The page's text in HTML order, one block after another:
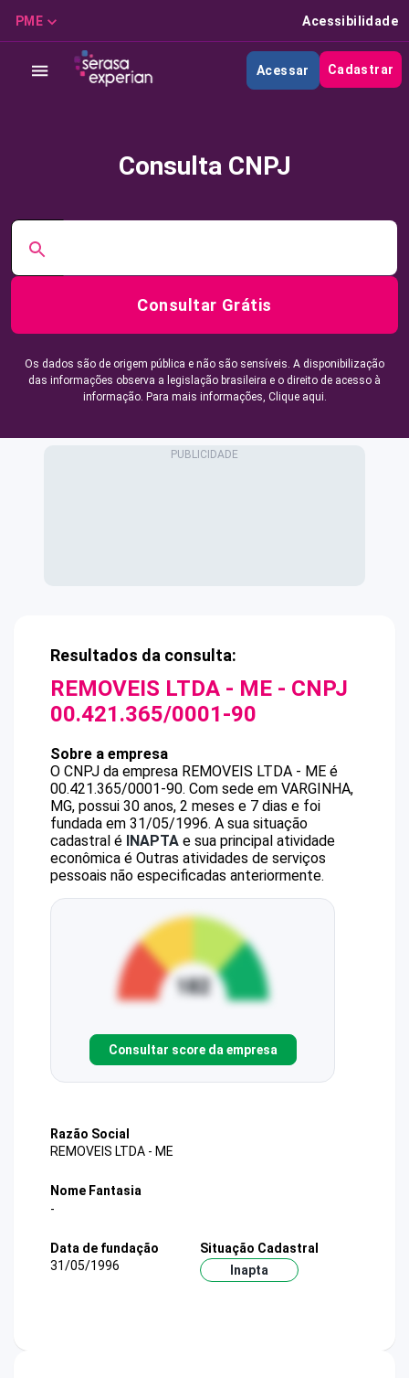
PME Acessibilidade
Acessar Cadastrar
Consulta CNPJ
Consultar Grátis
Os dados são de origem pública e não são sensíveis. A disponibilização
das informações observa a legislação brasileira e o direito de acesso à
informação. Para mais informações, Clique aqui.
Resultados da consulta:
REMOVEIS LTDA - ME - CNPJ
00.421.365/0001-90
Sobre a empresa
O CNPJ da empresa REMOVEIS LTDA - ME é
00.421.365/0001-90. Com sede em VARGINHA,
MG, possui 30 anos, 2 meses e 7 dias e foi
fundada em 31/05/1996. A sua situação
cadastral é INAPTA e sua principal atividade
econômica é Outras atividades de serviços
pessoais não especificadas anteriormente.
Consultar score da empresa
Razão Social
REMOVEIS LTDA - ME
Nome Fantasia
-
Data de fundação
31/05/1996
Situação Cadastral
Inapta